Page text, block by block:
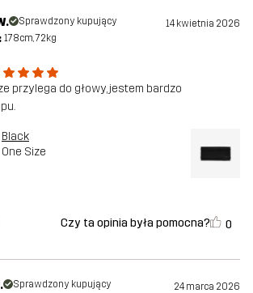
Sprawdzony kupujący 14 kwietnia 2026
178cm, 72kg
przylega do głowy, jestem bardzo
Black
One Size
Czy ta opinia była pomocna? 0
Sprawdzony kupujący 24 marca 2026